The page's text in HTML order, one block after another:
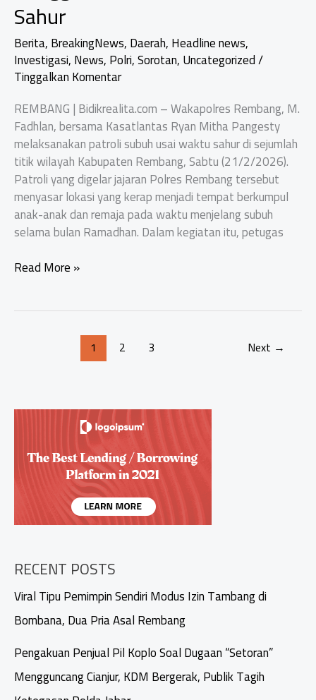
Sahur
Berita,BreakingNews,Daerah,Headline news,
Investigasi,News,Polri,Sorotan,Uncategorized/
Tinggalkan Komentar
REMBANG | Bidikrealita.com – Wakapolres Rembang, M.
Fadhlan, bersama Kasatlantas Ryan Mitha Pangesty
melaksanakan patroli subuh usai waktu sahur di sejumlah
titik wilayah Kabupaten Rembang, Sabtu (21/2/2026).
Patroli yang digelar jajaran Polres Rembang tersebut
menyasar lokasi yang kerap menjadi tempat berkumpul
anak-anak dan remaja pada waktu menjelang subuh
selama bulan Ramadhan. Dalam kegiatan itu, petugas
Polres
Usai
Read More »
1 2 3 Next →
RECENT POSTS
Viral Tipu Pemimpin Sendiri Modus Izin Tambang di
Bombana, Dua Pria Asal Rembang
Pengakuan Penjual Pil Koplo Soal Dugaan “Setoran”
Mengguncang Cianjur, KDM Bergerak, Publik Tagih